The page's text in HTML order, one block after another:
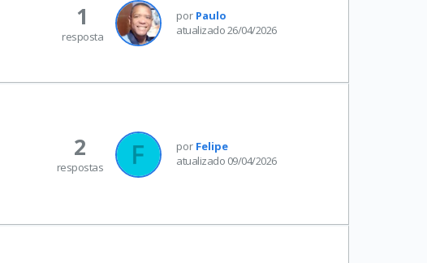
por Paulo
atualizado 26/04/2026
1
resposta
por Felipe
atualizado 09/04/2026
2
respostas